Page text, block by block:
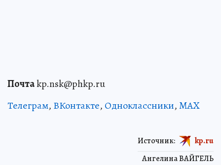
Почтаkp.nsk@phkp.ru
Телеграм, ВКонтакте, Одноклассники,MAX
Ангелина ВАЙГЕЛЬ
Источник: kp.ru